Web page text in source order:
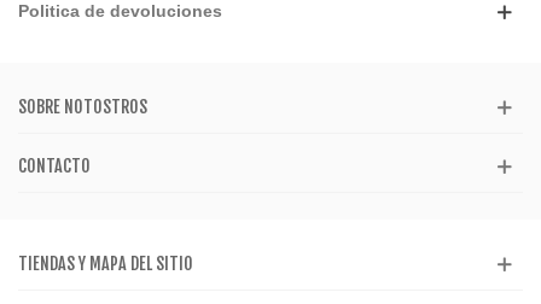
Politica de devoluciones
SOBRE NOTOSTROS
CONTACTO
TIENDAS Y MAPA DEL SITIO